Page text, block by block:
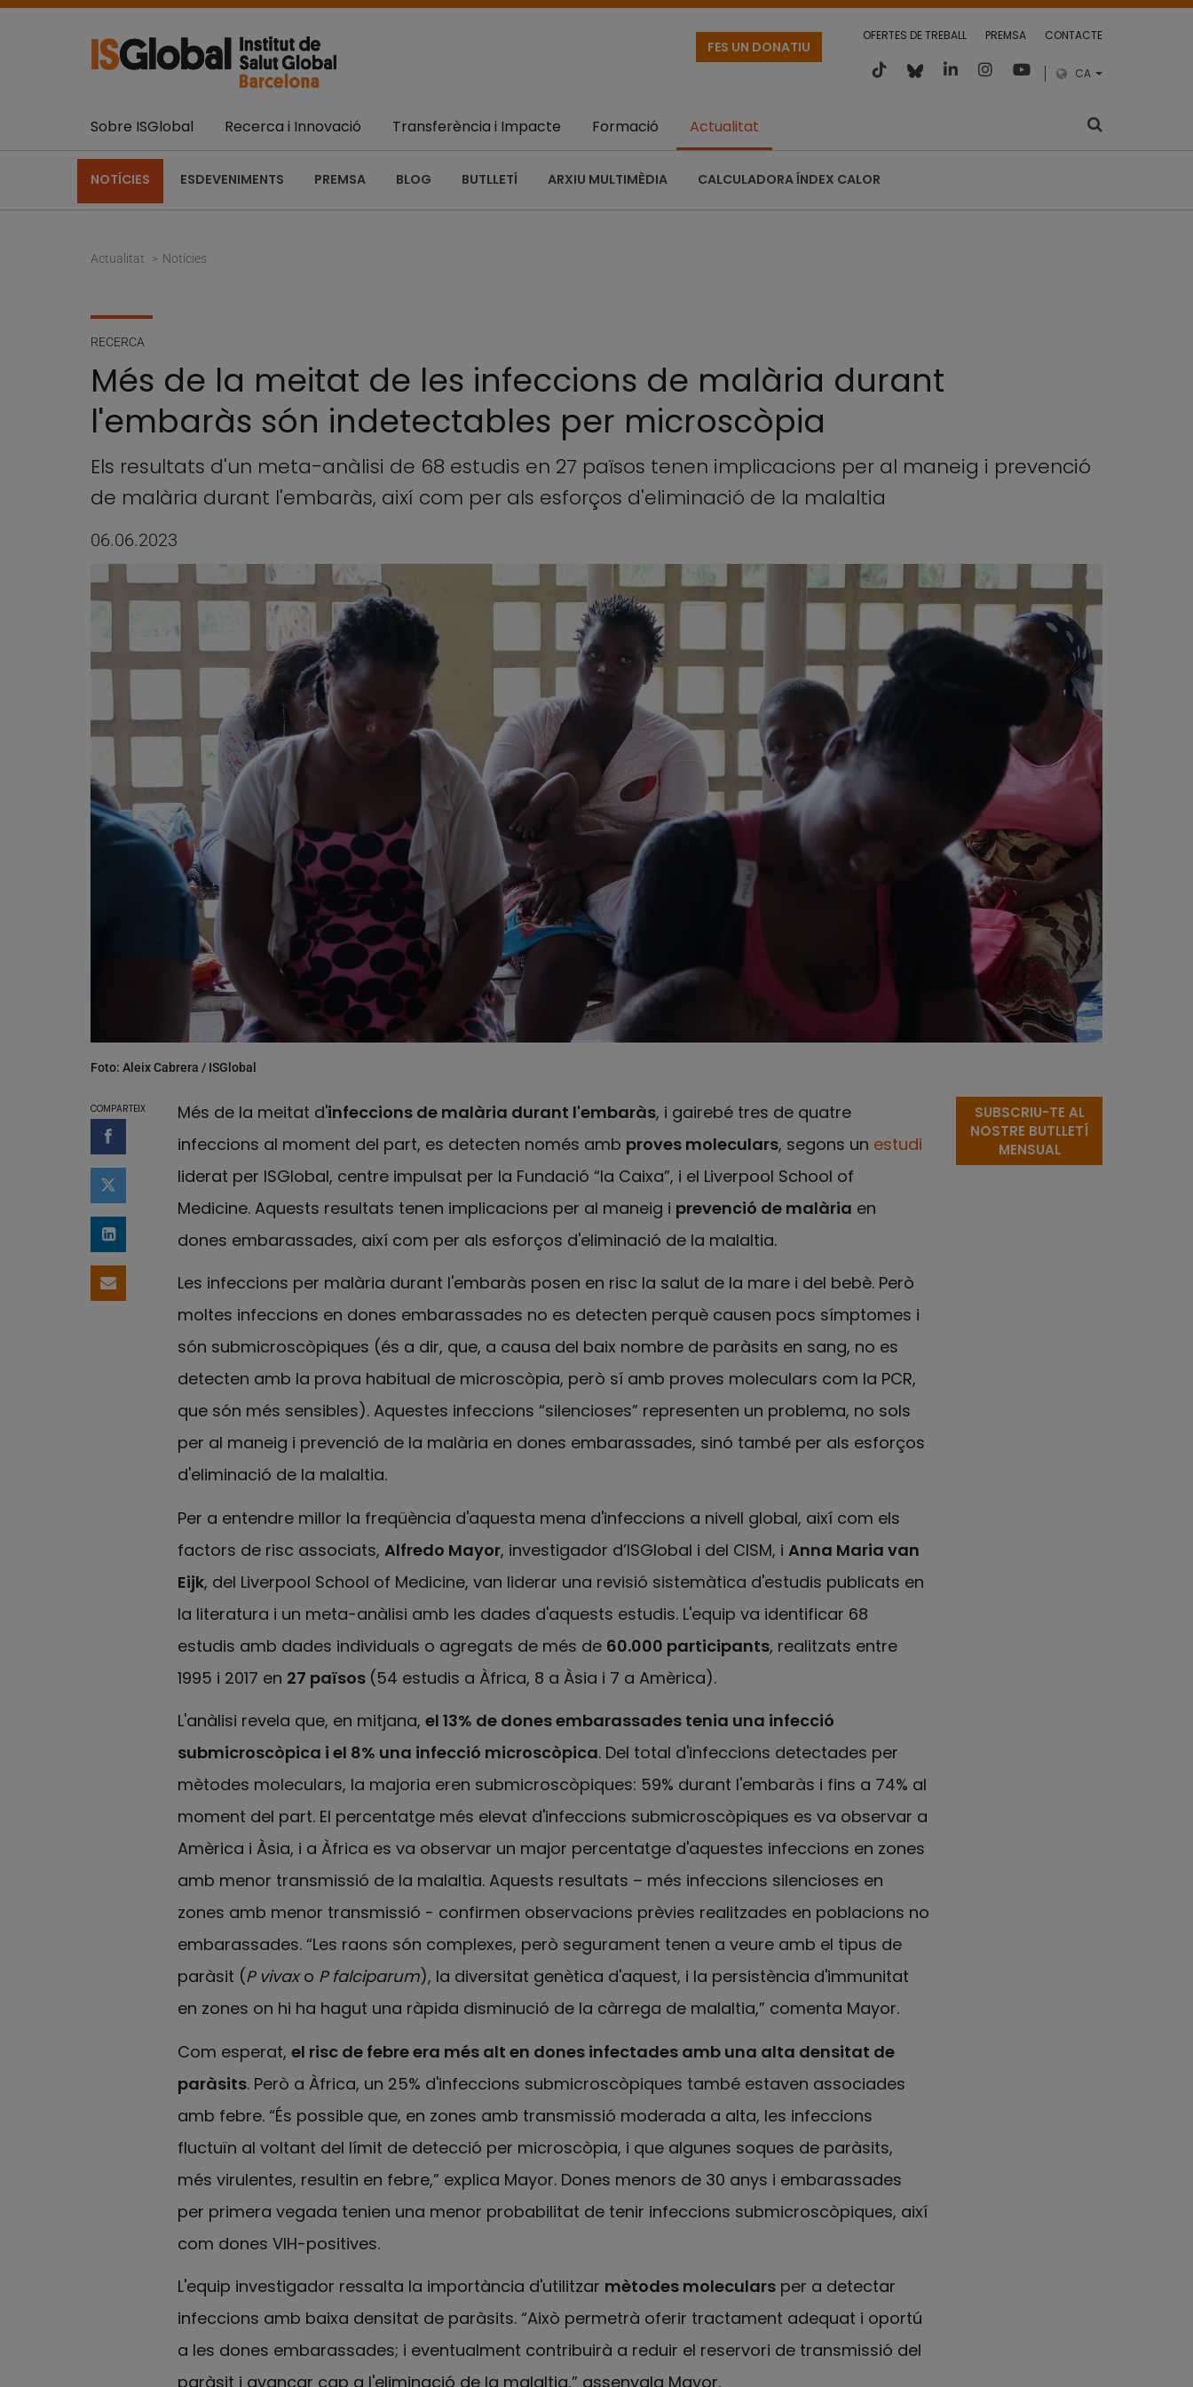
OFERTES DE TREBALL PREMSA CONTACTE
CA
FES UN DONATIU
Sobre ISGlobal Recerca i Innovació Transferència i Impacte Formació Actualitat
NOTÍCIES ESDEVENIMENTS PREMSA BLOG BUTLLETÍ ARXIU MULTIMÈDIA CALCULADORA ÍNDEX CALOR
Actualitat Notícies
RECERCA
Més de la meitat de les infeccions de malària durant
l'embaràs són indetectables per microscòpia
Els resultats d'un meta-anàlisi de 68 estudis en 27 països tenen implicacions per al maneig i prevenció
de malària durant l'embaràs, així com per als esforços d'eliminació de la malaltia
06.06.2023
Foto: Aleix Cabrera / ISGlobal
COMPARTEIX
Compartir a Facebook
Compartir a Twitter
Comparteix a LinkedIn
Comparteix per email
Més de la meitat d'infeccions de malària durant l'embaràs, i gairebé tres de quatre
infeccions al moment del part, es detecten només amb proves moleculars, segons un estudi
liderat per ISGlobal, centre impulsat per la Fundació “la Caixa”, i el Liverpool School of
Medicine. Aquests resultats tenen implicacions per al maneig i prevenció de malària en
dones embarassades, així com per als esforços d'eliminació de la malaltia.
Les infeccions per malària durant l'embaràs posen en risc la salut de la mare i del bebè. Però
moltes infeccions en dones embarassades no es detecten perquè causen pocs símptomes i
són submicroscòpiques (és a dir, que, a causa del baix nombre de paràsits en sang, no es
detecten amb la prova habitual de microscòpia, però sí amb proves moleculars com la PCR,
que són més sensibles). Aquestes infeccions “silencioses” representen un problema, no sols
per al maneig i prevenció de la malària en dones embarassades, sinó també per als esforços
d'eliminació de la malaltia.
Per a entendre millor la freqüència d'aquesta mena d'infeccions a nivell global, així com els
factors de risc associats, Alfredo Mayor, investigador d’ISGlobal i del CISM, i Anna Maria van
Eijk, del Liverpool School of Medicine, van liderar una revisió sistemàtica d'estudis publicats en
la literatura i un meta-anàlisi amb les dades d'aquests estudis. L'equip va identificar 68
estudis amb dades individuals o agregats de més de 60.000 participants, realitzats entre
1995 i 2017 en 27 països (54 estudis a Àfrica, 8 a Àsia i 7 a Amèrica).
L'anàlisi revela que, en mitjana, el 13% de dones embarassades tenia una infecció
submicroscòpica i el 8% una infecció microscòpica. Del total d'infeccions detectades per
mètodes moleculars, la majoria eren submicroscòpiques: 59% durant l'embaràs i fins a 74% al
moment del part. El percentatge més elevat d'infeccions submicroscòpiques es va observar a
Amèrica i Àsia, i a Àfrica es va observar un major percentatge d'aquestes infeccions en zones
amb menor transmissió de la malaltia. Aquests resultats – més infeccions silencioses en
zones amb menor transmissió - confirmen observacions prèvies realitzades en poblacions no
embarassades. “Les raons són complexes, però segurament tenen a veure amb el tipus de
paràsit (P vivaxo P falciparum), la diversitat genètica d'aquest, i la persistència d'immunitat
en zones on hi ha hagut una ràpida disminució de la càrrega de malaltia,” comenta Mayor.
Com esperat, el risc de febre era més alt en dones infectades amb una alta densitat de
paràsits. Però a Àfrica, un 25% d'infeccions submicroscòpiques també estaven associades
amb febre. “És possible que, en zones amb transmissió moderada a alta, les infeccions
fluctuïn al voltant del límit de detecció per microscòpia, i que algunes soques de paràsits,
més virulentes, resultin en febre,” explica Mayor. Dones menors de 30 anys i embarassades
per primera vegada tenien una menor probabilitat de tenir infeccions submicroscòpiques, així
com dones VIH-positives.
L'equip investigador ressalta la importància d'utilitzar mètodes molecularsper a detectar
infeccions amb baixa densitat de paràsits. “Això permetrà oferir tractament adequat i oportú
a les dones embarassades; i eventualment contribuirà a reduir el reservori de transmissió del
paràsit i avançar cap a l'eliminació de la malaltia,” assenyala Mayor.
SUBSCRIU-TE AL
NOSTRE BUTLLETÍ
MENSUAL